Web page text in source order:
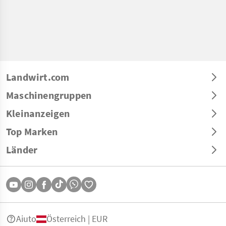
Landwirt.com
Maschinengruppen
Kleinanzeigen
Top Marken
Länder
Aiuto Österreich | EUR